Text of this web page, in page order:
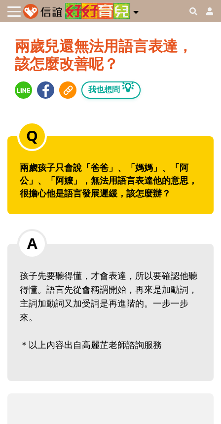
兩歲兒還無法用語言表達，
該怎麼改善呢？
我也想問 💡
兩歲孩子只會說「爸爸」、「媽媽」、「阿
公」、「阿嬤」，無法用語言表達他的意思，
很擔心他是語言發展遲緩，該怎麼辦？
孩子先要聽得懂，才會表達，所以要確認他聽
得懂。語言先從會稱謂開始，再來是加動詞，
主詞加動詞又加受詞是再進階的。一步一步
來。
＊以上內容出自高麗芷老師諮詢服務